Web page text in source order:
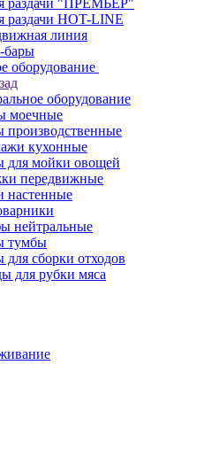
раздачи "ПРЕМЬЕР"
раздачи HOT-LINE
линия
бары
оборудование
оборудование
моечные
производственные
кухонные
для мойки овощей
передвижные
настенные
нейтральные
тумбы
для сборки отходов
для рубки мяса